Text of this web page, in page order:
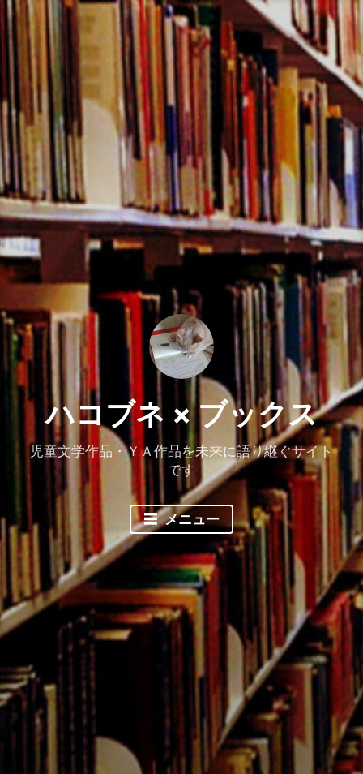
コ
ン
テ
ツ
へ
ス
キ
ッ
プ
ハコブネ × ブックス
児童文学作品・ＹＡ作品を未来に語り継ぐサイト
です
メニュー